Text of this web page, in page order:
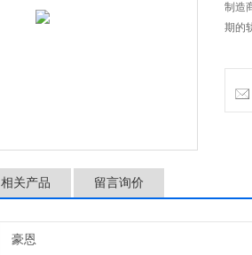
制造
期的
相关产品 留言询价
豪恩